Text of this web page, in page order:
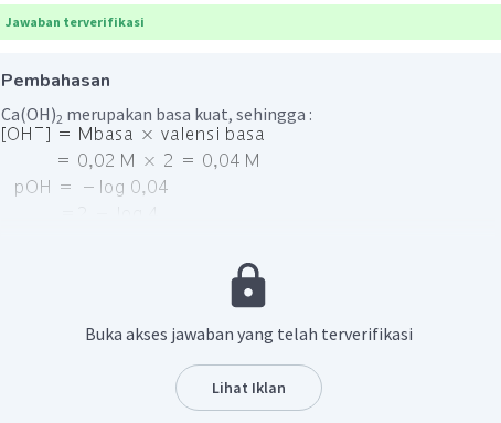
Jawaban terverifikasi
Pembahasan
Ca(OH)2 merupakan basa kuat, sehingga :
Buka akses jawaban yang telah terverifikasi
Lihat Iklan